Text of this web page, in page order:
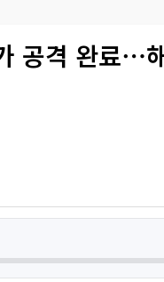
공격 완료⋯